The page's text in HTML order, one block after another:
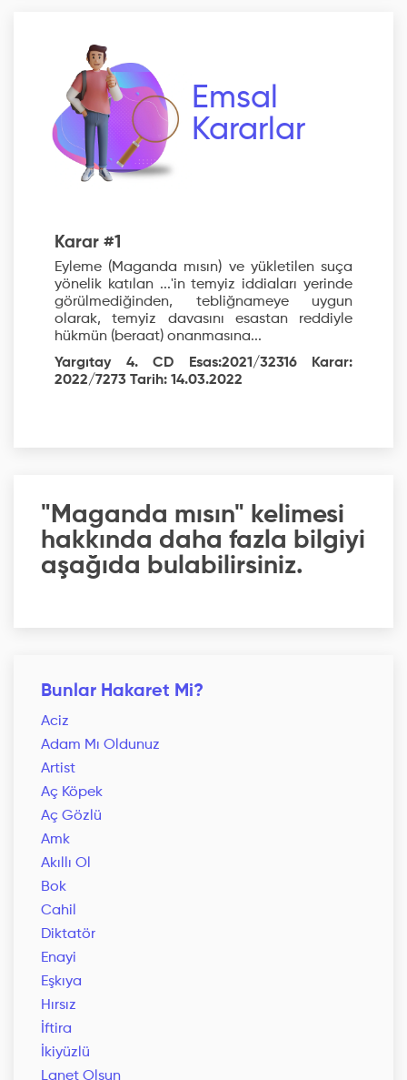
Emsal
Kararlar
Karar #1
Eyleme (Maganda mısın) ve yükletilen suça
yönelik katılan ...'in temyiz iddiaları yerinde
görülmediğinden, tebliğnameye uygun
olarak, temyiz davasını esastan reddiyle
hükmün (beraat) onanmasına...
Yargıtay 4. CD Esas:2021/32316 Karar:
2022/7273 Tarih: 14.03.2022
"Maganda mısın" kelimesi
hakkında daha fazla bilgiyi
aşağıda bulabilirsiniz.
Bunlar Hakaret Mi?
Aciz
Adam Mı Oldunuz
Artist
Aç Köpek
Aç Gözlü
Amk
Akıllı Ol
Bok
Cahil
Diktatör
Enayi
Eşkıya
Hırsız
İftira
İkiyüzlü
Lanet Olsun